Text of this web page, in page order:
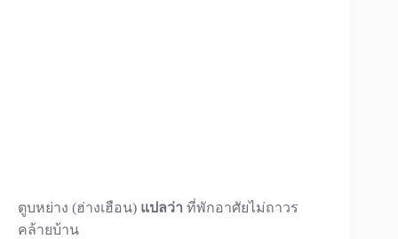
ตูบหย่าง (ฮ่างเฮือน) แปลว่า ที่พักอาศัยไม่ถาวร
คล้ายบ้าน